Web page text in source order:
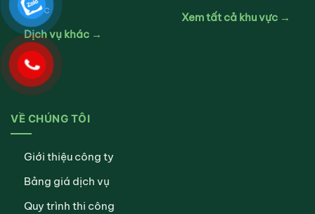
nước
Dịch vụ khác →
Xem tất cả khu vực →
VỀ CHÚNG TÔI
Giới thiệu công ty
Bảng giá dịch vụ
Quy trình thi công